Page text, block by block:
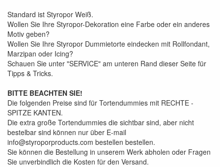
Standard ist Styropor Weiß.
Wollen Sie Ihre Styropor-Dekoration eine Farbe oder ein anderes
Motiv geben?
Wollen Sie Ihre Styropor Dummietorte eindecken mit Rollfondant,
Marzipan oder Icing?
Schauen Sie unter "SERVICE" am unteren Rand dieser Seite für
Tipps & Tricks.
BITTE BEACHTEN SIE!
Die folgenden Preise sind für Tortendummies mit RECHTE -
SPITZE KANTEN.
Die extra große Tortendummies die sichtbar sind, aber nicht
bestelbar sind können nur über E-mail
info@styroporproducts.com bestellen bestellen.
Sie können die Bestellung in unserem Werk abholen oder Fragen
Sie unverbindlich die Kosten für den Versand.